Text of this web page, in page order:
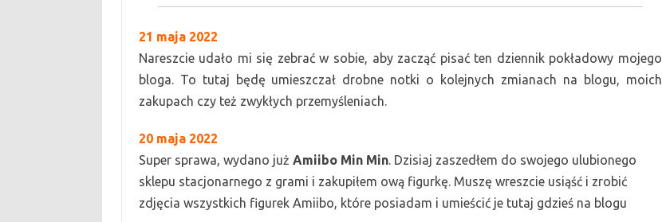
21 maja2022
Nareszcie udało mi się zebrać w sobie, aby zacząć pisać ten dziennik pokładowy mojego
bloga. To tutaj będę umieszczał drobne notki o kolejnych zmianach na blogu, moich
zakupach czy też zwykłych przemyśleniach.
20 maja 2022
Super sprawa, wydano już Amiibo Min Min. Dzisiaj zaszedłem do swojego ulubionego
sklepu stacjonarnego z grami i zakupiłem ową figurkę. Muszę wreszcie usiąść i zrobić
zdjęcia wszystkich figurek Amiibo, które posiadam i umieścić je tutaj gdzieś na blogu